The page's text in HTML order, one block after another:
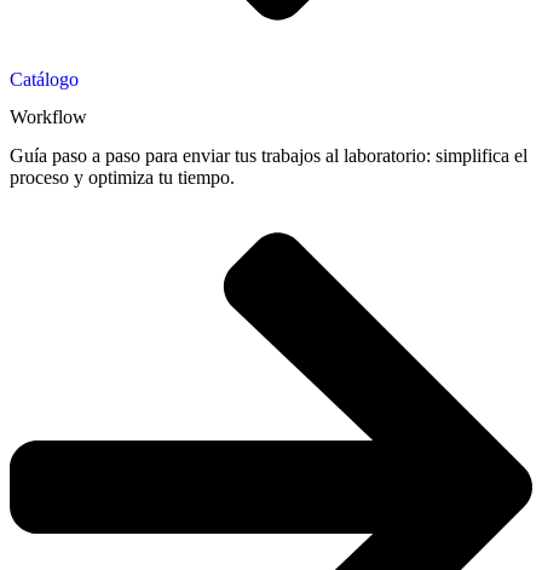
Catálogo
Workflow
Guía paso a paso para enviar tus trabajos al laboratorio: simplifica el
proceso y optimiza tu tiempo.